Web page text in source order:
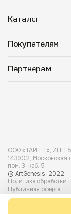
Каталог
Покупателям
Партнерам
ООО «ТАРГЕТ», ИНН
143902, Московская
пом. 3, каб. 5
© ArtGenesis, 2022
Политика обработки
Публичная оферта
Карта сайта